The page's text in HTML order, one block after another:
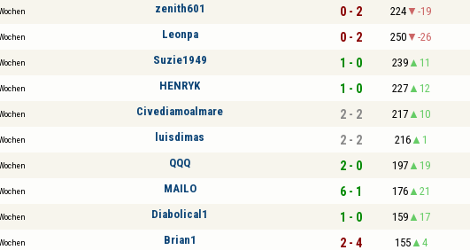
zenith601 0 - 2 224 -19
Leonpa 0 - 2 250 -26
Suzie1949 1 - 0 239 11
HENRYK 1 - 0 227 12
Civediamoalmare 2 - 2 217 10
luisdimas 2 - 2 216 1
QQQ 2 - 0 197 19
MAILO 6 - 1 176 21
Diabolical1 1 - 0 159 17
Brian1 2 - 4 155 4